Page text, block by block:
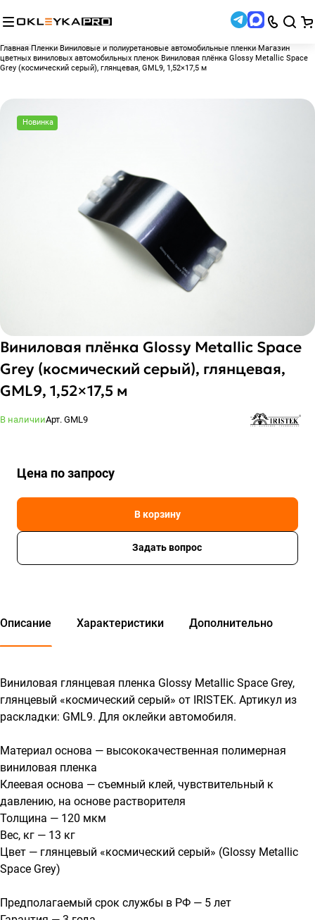
Главная Пленки Виниловые и полиуретановые автомобильные пленки Магазин
цветных виниловых автомобильных пленок Виниловая плёнка Glossy Metallic Space
Grey (космический серый), глянцевая, GML9, 1,52×17,5 м
Новинка
Виниловая плёнка Glossy Metallic Space
Grey (космический серый), глянцевая,
GML9, 1,52×17,5 м
В наличииАрт. GML9
Цена по запросу
В корзину
Задать вопрос
Описание Характеристики Дополнительно
Виниловая глянцевая пленка Glossy Metallic Space Grey,
глянцевый «космический серый» от IRISTEK. Артикул из
раскладки: GML9. Для оклейки автомобиля.
Материал основа — высококачественная полимерная
виниловая пленка
Клеевая основа — съемный клей, чувствительный к
давлению, на основе растворителя
Толщина — 120 мкм
Вес, кг — 13 кг
Цвет — глянцевый «космический серый» (Glossy Metallic
Space Grey)
Предполагаемый срок службы в РФ — 5 лет